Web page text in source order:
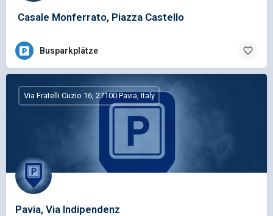
Casale Monferrato, Piazza Castello
Busparkplätze
Pavia, Via Indipendenz
Via Fratelli Cuzio 16, 27100 Pavia, Italy